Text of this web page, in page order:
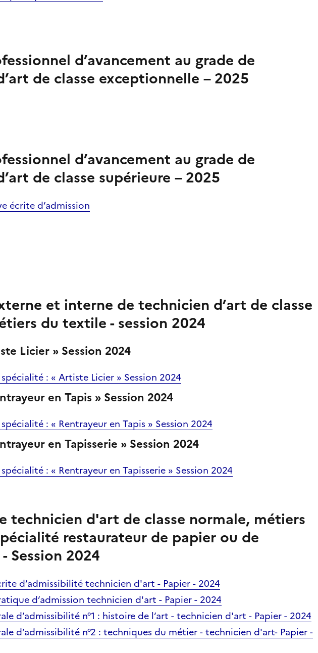
d’avancement au grade de
de classe exceptionnelle – 2025
d’avancement au grade de
de classe supérieure – 2025
écrite d’admission
et interne de technicien d’art de classe
du textile - session 2024
Licier » Session 2024
: « Artiste Licier » Session 2024
en Tapis » Session 2024
: « Rentrayeur en Tapis » Session 2024
en Tapisserie » Session 2024
: « Rentrayeur en Tapisserie » Session 2024
technicien d'art de classe normale, métiers
restaurateur de papier ou de
Session 2024
d’admissibilité technicien d'art - Papier - 2024
d’admission technicien d'art - Papier - 2024
d’admissibilité n°1 : histoire de l’art - technicien d'art - Papier - 2024
d’admissibilité n°2 : techniques du métier - technicien d'art- Papier -